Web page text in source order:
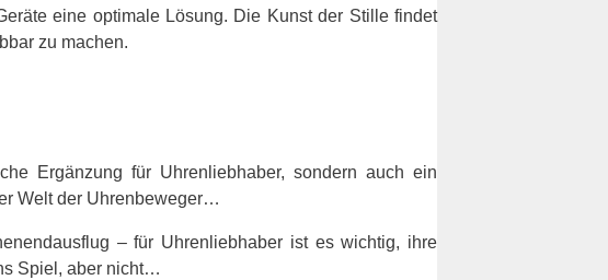
eine optimale Lösung. Die Kunst der Stille findet
zu machen.
Ergänzung für Uhrenliebhaber, sondern auch ein
Welt der Uhrenbeweger…
– für Uhrenliebhaber ist es wichtig, ihre
Spiel, aber nicht…